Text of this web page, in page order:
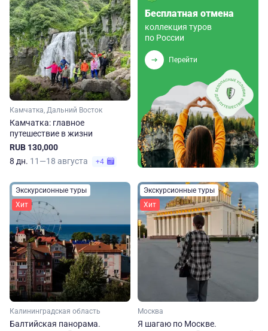
Камчатка, Дальний Восток
Камчатка: главное
путешествие в жизни
RUB 130,000
8 дн. 11—18 августа +4
Бесплатная отмена
коллекция туров
по России
Перейти
Экскурсионные туры
Хит
Калининградская область
Балтийская панорама.
Экскурсионные туры
Хит
Москва
Я шагаю по Москве.